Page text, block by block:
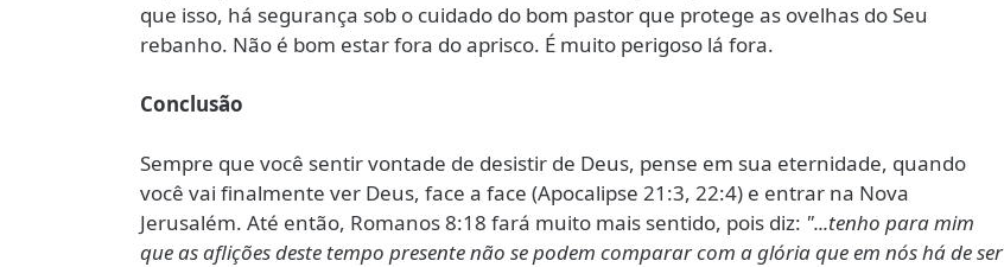
que isso, há segurança sob o cuidado do bom pastor que protege as ovelhas do Seu
rebanho. Não é bom estar fora do aprisco. É muito perigoso lá fora.
Conclusão
Sempre que você sentir vontade de desistir de Deus, pense em sua eternidade, quando
você vai finalmente ver Deus, face a face (Apocalipse 21:3, 22:4) e entrar na Nova
Jerusalém. Até então, Romanos 8:18 fará muito mais sentido, pois diz: "...tenho para mim
que as aflições deste tempo presente não se podem comparar com a glória que em nós há de ser